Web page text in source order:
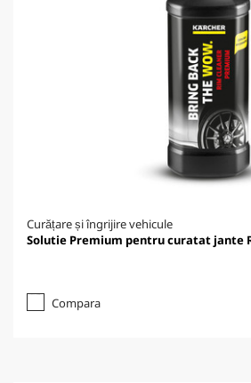
Curățare și îngrijire vehicule
Solutie Premium pentru curatat jante
Compara